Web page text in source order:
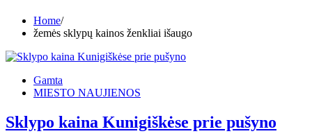
Home
žemės sklypų kainos ženkliai išaugo
Gamta
MIESTO NAUJIENOS
Sklypo kaina Kunigiškėse prie pušyno